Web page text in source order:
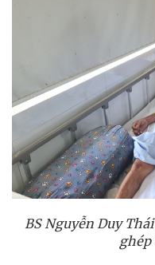
BS Nguyễn Duy
ghép